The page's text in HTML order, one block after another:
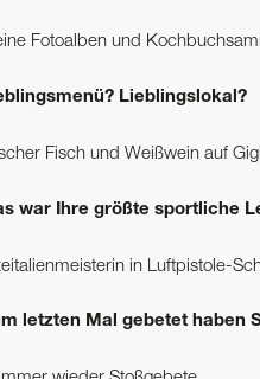
Fotoalben und
Lieblingslokal?
Fisch und Weißwein auf
war Ihre größte sportliche
in Luftpistole-
letzten Mal gebetet haben